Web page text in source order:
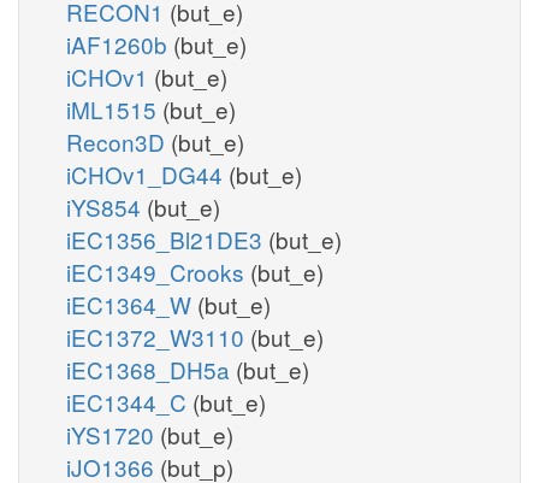
RECON1 (but_e)
iAF1260b (but_e)
iCHOv1 (but_e)
iML1515 (but_e)
Recon3D (but_e)
iCHOv1_DG44 (but_e)
iYS854 (but_e)
iEC1356_Bl21DE3 (but_e)
iEC1349_Crooks (but_e)
iEC1364_W (but_e)
iEC1372_W3110 (but_e)
iEC1368_DH5a (but_e)
iEC1344_C (but_e)
iYS1720 (but_e)
iJO1366 (but_p)